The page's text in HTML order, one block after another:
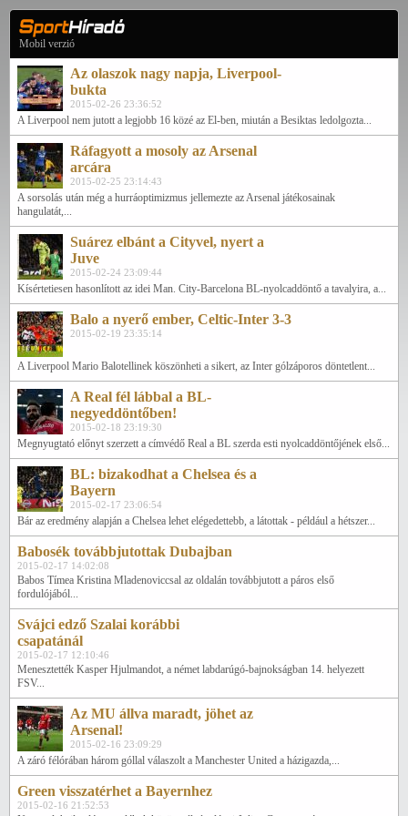
Mobil verzió
Az olaszok nagy napja, Liverpool-
bukta
2015-02-26 23:36:52
A Liverpool nem jutott a legjobb 16 közé az El-ben, miután a Besiktas ledolgozta...
Ráfagyott a mosoly az Arsenal
arcára
2015-02-25 23:14:43
A sorsolás után még a hurráoptimizmus jellemezte az Arsenal játékosainak
hangulatát,...
Suárez elbánt a Cityvel, nyert a
Juve
2015-02-24 23:09:44
Kísértetiesen hasonlított az idei Man. City-Barcelona BL-nyolcaddöntő a tavalyira, a...
Balo a nyerő ember, Celtic-Inter 3-3
2015-02-19 23:35:14
A Liverpool Mario Balotellinek köszönheti a sikert, az Inter gólzáporos döntetlent...
A Real fél lábbal a BL-
negyeddöntőben!
2015-02-18 23:19:30
Megnyugtató előnyt szerzett a címvédő Real a BL szerda esti nyolcaddöntőjének első...
BL: bizakodhat a Chelsea és a
Bayern
2015-02-17 23:06:54
Bár az eredmény alapján a Chelsea lehet elégedettebb, a látottak - például a hétszer...
Babosék továbbjutottak Dubajban
2015-02-17 14:02:08
Babos Tímea Kristina Mladenoviccsal az oldalán továbbjutott a páros első
fordulójából...
Svájci edző Szalai korábbi
csapatánál
2015-02-17 12:10:46
Menesztették Kasper Hjulmandot, a német labdarúgó-bajnokságban 14. helyezett
FSV...
Az MU állva maradt, jöhet az
Arsenal!
2015-02-16 23:09:29
A záró félórában három góllal válaszolt a Manchester United a házigazda,...
Green visszatérhet a Bayernhez
2015-02-16 21:52:53